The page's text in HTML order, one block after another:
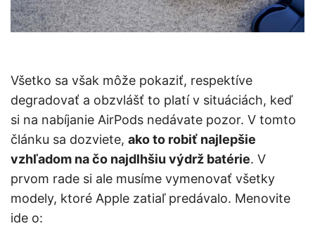
Všetko sa však môže pokaziť, respektíve
degradovať a obzvlášť to platí v situáciách, keď
si na nabíjanie AirPods nedávate pozor. V tomto
článku sa dozviete, ako to robiť najlepšie
vzhľadom na čo najdlhšiu výdrž batérie. V
prvom rade si ale musíme vymenovať všetky
modely, ktoré Apple zatiaľ predávalo. Menovite
ide o: